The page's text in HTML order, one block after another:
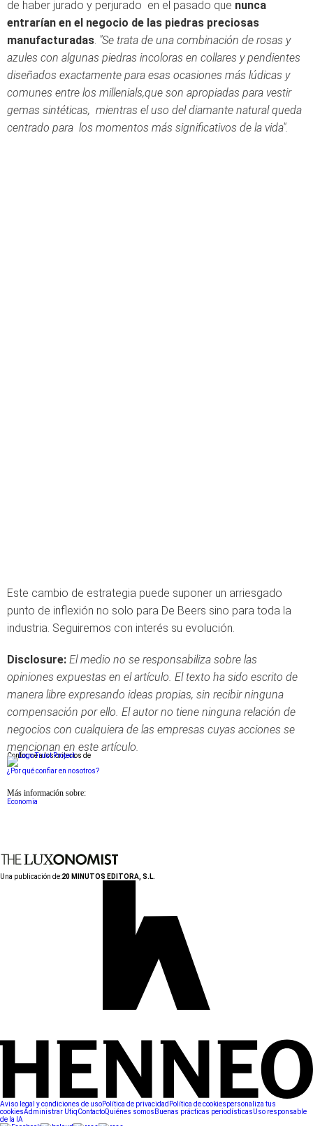
de haber jurado y perjurado en el pasado que nunca
entrarían en el negocio de las piedras preciosas
manufacturadas. "Se trata de una combinación de rosas y
azules con algunas piedras incoloras en collares y pendientes
diseñados exactamente para esas ocasiones más lúdicas y
comunes entre los millenials,que son apropiadas para vestir
gemas sintéticas, mientras el uso del diamante natural queda
centrado para los momentos más significativos de la vida".
Este cambio de estrategia puede suponer un arriesgado
punto de inflexión no solo para De Beers sino para toda la
industria. Seguiremos con interés su evolución.
Disclosure: El medio no se responsabiliza sobre las
opiniones expuestas en el artículo. El texto ha sido escrito de
manera libre expresando ideas propias, sin recibir ninguna
compensación por ello. El autor no tiene ninguna relación de
negocios con cualquiera de las empresas cuyas acciones se
mencionan en este artículo.
Conforme a los criterios de
¿Por qué confiar en nosotros?
Más información sobre:
Economia
Una publicación de:20 MINUTOS EDITORA, S.L.
Aviso legal y condiciones de usoPolítica de privacidad Política de cookiespersonaliza tus
cookiesAdministrar UtiqContactoQuiénes somos Buenas prácticas periodísticasUso responsable
de la IA